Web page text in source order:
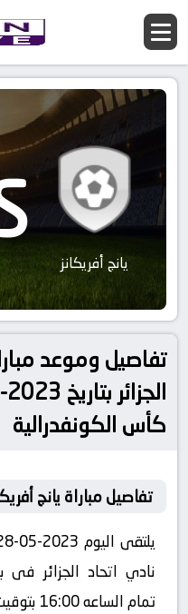
يانج أفريكانز
تفاصيل وموعد
كأس الكونفدرالية
تفاصيل مباراة يانج
نادي اتحاد الجزائر
تمام الساعه 16:00 بتوقيت مصر.